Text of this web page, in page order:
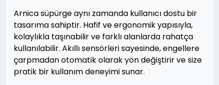
Arnica süpürge aynı zamanda kullanıcı dostu bir
tasarıma sahiptir. Hafif ve ergonomik yapısıyla,
kolaylıkla taşınabilir ve farklı alanlarda rahatça
kullanılabilir. Akıllı sensörleri sayesinde, engellere
çarpmadan otomatik olarak yön değiştirir ve size
pratik bir kullanım deneyimi sunar.